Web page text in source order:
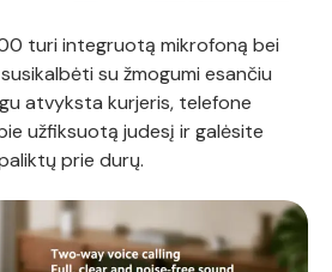
turi integruotą mikrofoną bei
su žmogumi esančiu
atvyksta kurjeris, telefone
užfiksuotą judesį ir galėsite
prie durų.